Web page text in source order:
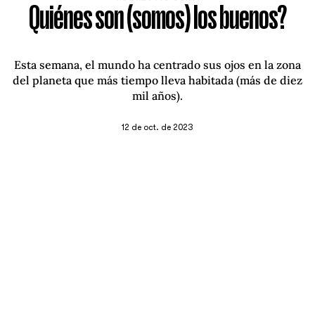
Quiénes son (somos) los buenos?
Esta semana, el mundo ha centrado sus ojos en la zona
del planeta que más tiempo lleva habitada (más de diez
mil años).
12 de oct. de 2023